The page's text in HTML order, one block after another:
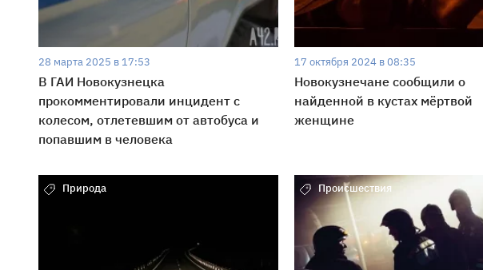
28 марта 2025 в 17:53
В ГАИ Новокузнецка
прокомментировали инцидент с
колесом, отлетевшим от автобуса и
попавшим в человека
17 октября 2024 в 08:35
Новокузнечане сообщили о
найденной в кустах мёртвой
женщине
Природа Происшествия